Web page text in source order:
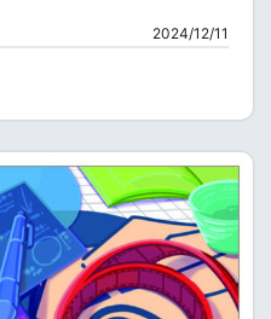
2024/12/11